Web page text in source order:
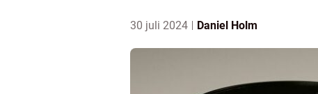
30 juli 2024 Daniel Holm